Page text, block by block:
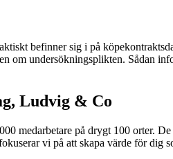
befinner sig i på
om undersökningsplikten. Sådan
Ludvig & Co
medarbetare på drygt 100 orter.
vi på att skapa värde för dig